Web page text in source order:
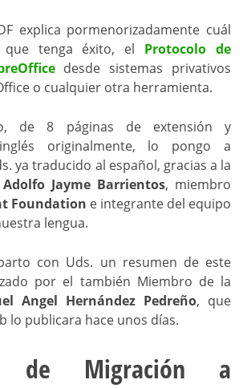
explica pormenorizadamente cuál
tenga éxito, el Protocolo de
desde sistemas privativos
o cualquier otra herramienta.
de 8 páginas de extensión y
originalmente, lo pongo a
ya traducido al español, gracias a la
Adolfo Jayme Barrientos, miembro
Foundation e integrante del equipo
lengua.
con Uds. un resumen de este
por el también Miembro de la
Angel Hernández Pedreño, que
lo publicara hace unos días.
de Migración a